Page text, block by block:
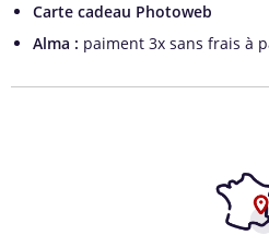
Carte cadeau Photoweb
Alma : paiment 3x sans frais à